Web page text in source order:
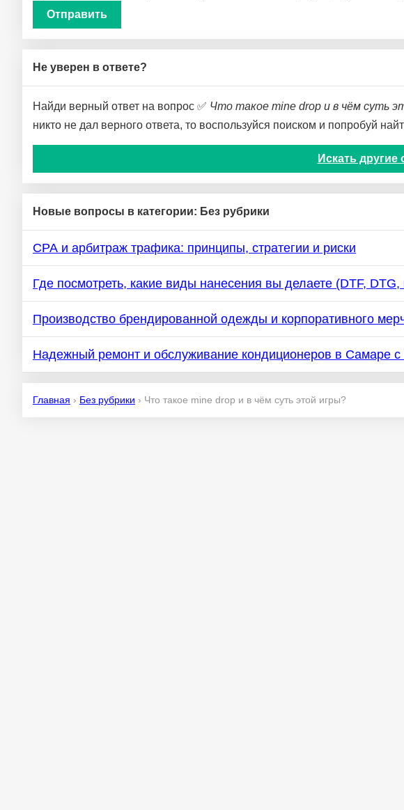
Не уверен в ответе?
Найди верный ответ на вопрос ✅ Что такое mine drop и в чём суть
никто не дал верного ответа, то воспользуйся поиском и попробуй
Искать другие
Новые вопросы в категории: Без рубрики
СРА и арбитраж трафика: принципы, стратегии и риски
Где посмотреть, какие виды нанесения вы делаете (DTF,
Производство брендированной одежды и корпоративного
Надежный ремонт и обслуживание кондиционеров в Самаре
Главная › Без рубрики › Что такое mine drop и в чём суть этой игры?